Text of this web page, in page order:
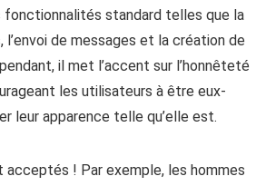
fonctionnalités standard telles que la
de messages et la création de
il met l’accent sur l’honnêteté
les utilisateurs à être eux-
leur apparence telle qu’elle est.
acceptés ! Par exemple, les hommes